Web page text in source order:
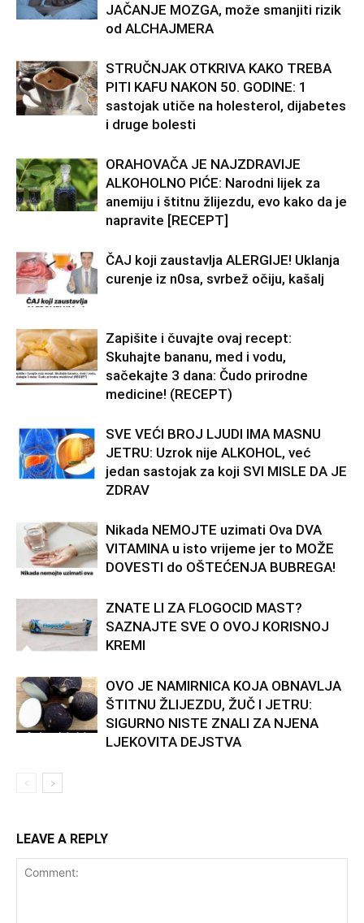
JAČANJE MOZGA, može smanjiti rizik
od ALCHAJMERA
STRUČNJAK OTKRIVA KAKO TREBA
PITI KAFU NAKON 50. GODINE: 1
sastojak utiče na holesterol, dijabetes
i druge bolesti
ORAHOVAČA JE NAJZDRAVIJE
ALKOHOLNO PIĆE: Narodni lijek za
anemiju i štitnu žlijezdu, evo kako da je
napravite [RECEPT]
ČAJ koji zaustavlja ALERGIJE! Uklanja
curenje iz n0sa, svrbež očiju, kašalj
Zapišite i čuvajte ovaj recept:
Skuhajte bananu, med i vodu,
sačekajte 3 dana: Čudo prirodne
medicine! (RECEPT)
SVE VEĆI BROJ LJUDI IMA MASNU
JETRU: Uzrok nije ALKOHOL, već
jedan sastojak za koji SVI MISLE DA JE
ZDRAV
Nikada NEMOJTE uzimati Ova DVA
VITAMINA u isto vrijeme jer to MOŽE
DOVESTI do OŠTEĆENJA BUBREGA!
ZNATE LI ZA FLOGOCID MAST?
SAZNAJTE SVE O OVOJ KORISNOJ
KREMI
OVO JE NAMIRNICA KOJA OBNAVLJA
ŠTITNU ŽLIJEZDU, ŽUČ I JETRU:
SIGURNO NISTE ZNALI ZA NJENA
LJEKOVITA DEJSTVA
LEAVE A REPLY